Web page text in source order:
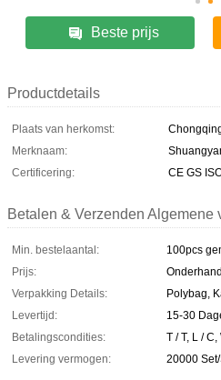
Beste prijs
Productdetails
Plaats van herkomst:
Merknaam:
Certificering:
CE GS
Betalen & Verzenden Algemene
Min. bestelaantal:
100pcs
Prijs:
Verpakking Details:
Polybag,
Levertijd:
15-30
Betalingscondities:
T / T, L /
Levering vermogen:
20000